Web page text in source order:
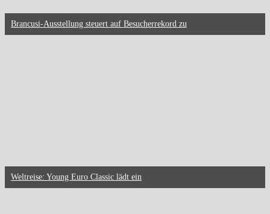
Brancusi-Ausstellung steuert auf Besucherrekord zu
Weltreise: Young Euro Classic lädt ein